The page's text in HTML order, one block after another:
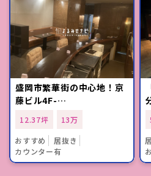
盛岡市繁華街の中心地！京
藤ビル4F-…
12.37坪
13万
おすすめ
居抜き
カウンター有